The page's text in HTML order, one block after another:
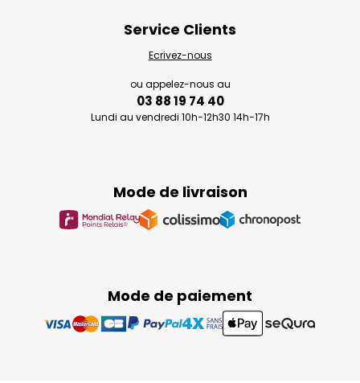
Mode de paiement
Mode de livraison
Service Clients
Ecrivez-nous
ou appelez-nous au
03 88 19 74 40
Lundi au vendredi 10h-12h30 14h-17h